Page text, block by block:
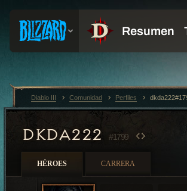
DKDA222 #1799
HÉROES CARRERA
Diablo III Comunidad Perfiles